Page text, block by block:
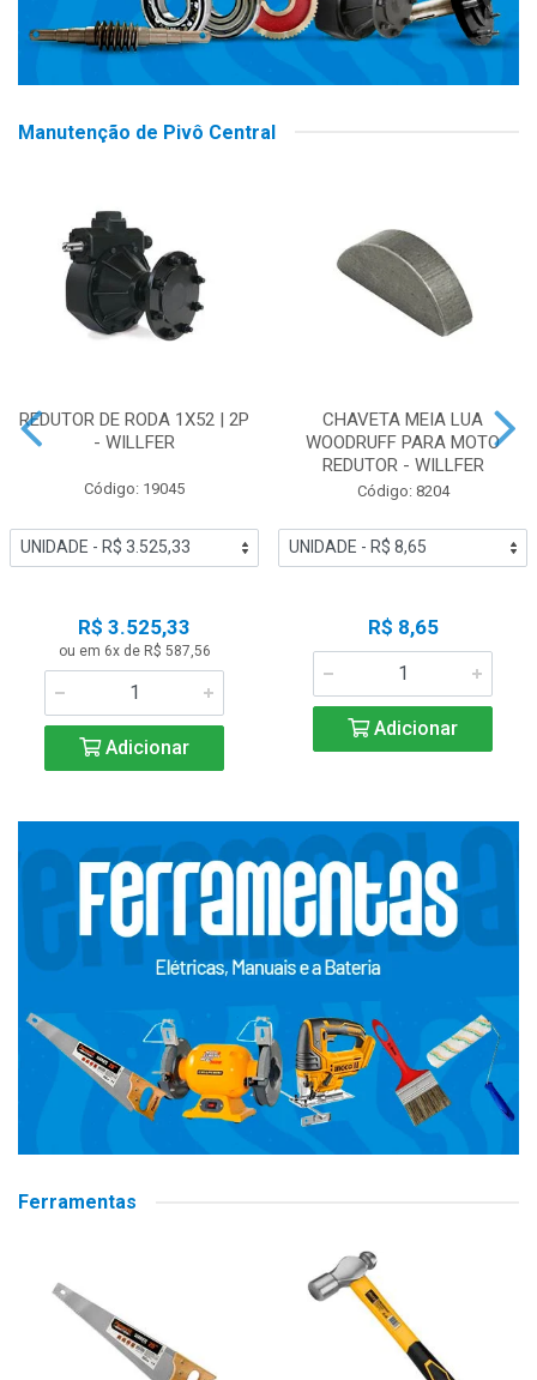
Manutenção de Pivô Central
REDUTOR DE RODA 1X52 | 2P
- WILLFER
Código: 19045
R$ 3.525,33
ou em 6x de R$ 587,56
Adicionar
CHAVETA MEIA LUA
WOODRUFF PARA MOTO
REDUTOR - WILLFER
Código: 8204
R$ 8,65
Adicionar
Ferramentas